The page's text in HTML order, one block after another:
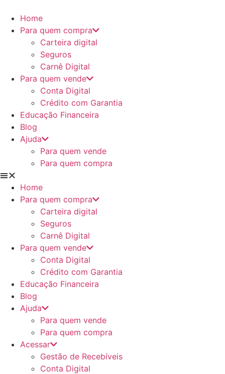
para
conteúdo
Home
Para quem compra
Carteira digital
Seguros
Carnê Digital
Para quem vende
Conta Digital
Crédito com Garantia
Educação Financeira
Blog
Ajuda
Para quem vende
Para quem compra
Home
Para quem compra
Carteira digital
Seguros
Carnê Digital
Para quem vende
Conta Digital
Crédito com Garantia
Educação Financeira
Blog
Ajuda
Para quem vende
Para quem compra
Acessar
Gestão de Recebíveis
Conta Digital